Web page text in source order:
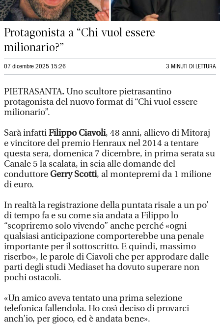
Protagonista a “Chi vuol essere
milionario?”
07 dicembre 2025 15:26 3 MINUTI DI LETTURA
PIETRASANTA.Uno scultore pietrasantino
protagonista del nuovo format di “Chi vuol essere
milionario”.
Sarà infattiFilippo Ciavoli, 48 anni, allievo di Mitoraj
e vincitore del premio Henraux nel 2014 a tentare
questa sera, domenica 7 dicembre, in prima serata su
Canale 5 la scalata, in scia alle domande del
conduttoreGerry Scotti, al montepremi da 1 milione
di euro.
In realtà la registrazione della puntata risale a un po’
di tempo fa e su come sia andata a Filippo lo
“scopriremo solo vivendo” anche perché «ogni
qualsiasi anticipazione comporterebbe una penale
importante per il sottoscritto. E quindi, massimo
riserbo», le parole di Ciavoli che per approdare dalle
parti degli studi Mediaset ha dovuto superare non
pochi ostacoli.
«Un amico aveva tentato una prima selezione
telefonica fallendola. Ho così deciso di provarci
anch’io, per gioco, ed è andata bene».